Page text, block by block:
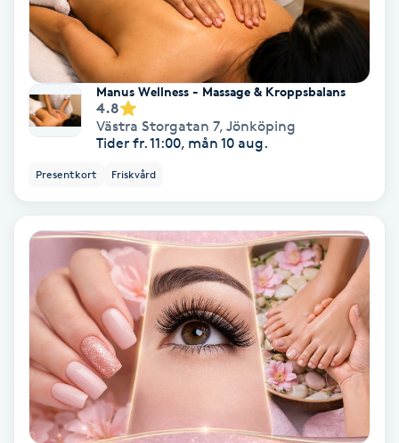
Ombre naglar
Optiker
Ortobionomi
Osteopati
Paraffinbehandling
Pedikyr
Pensionärklippning
Permanent
Manus Wellness - Massage & Kroppsbalans
4.8
Västra Storgatan 7, Jönköping
Tider fr. 11:00, mån 10 aug.
Presentkort Friskvård